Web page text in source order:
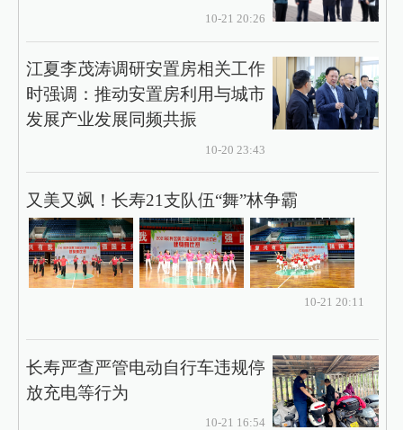
10-21 20:26
江夏李茂涛调研安置房相关工作
时强调：推动安置房利用与城市
发展产业发展同频共振
10-20 23:43
又美又飒！长寿21支队伍“舞”林争霸
10-21 20:11
长寿严查严管电动自行车违规停
放充电等行为
10-21 16:54